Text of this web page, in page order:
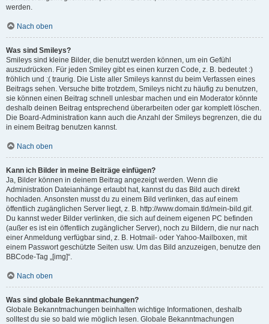
werden.
Nach oben
Was sind Smileys?
Smileys sind kleine Bilder, die benutzt werden können, um ein Gefühl
auszudrücken. Für jeden Smiley gibt es einen kurzen Code, z. B. bedeutet :)
fröhlich und :( traurig. Die Liste aller Smileys kannst du beim Verfassen eines
Beitrags sehen. Versuche bitte trotzdem, Smileys nicht zu häufig zu benutzen,
sie können einen Beitrag schnell unlesbar machen und ein Moderator könnte
deshalb deinen Beitrag entsprechend überarbeiten oder gar komplett löschen.
Die Board-Administration kann auch die Anzahl der Smileys begrenzen, die du
in einem Beitrag benutzen kannst.
Nach oben
Kann ich Bilder in meine Beiträge einfügen?
Ja, Bilder können in deinem Beitrag angezeigt werden. Wenn die
Administration Dateianhänge erlaubt hat, kannst du das Bild auch direkt
hochladen. Ansonsten musst du zu einem Bild verlinken, das auf einem
öffentlich zugänglichen Server liegt, z. B. http://www.domain.tld/mein-bild.gif.
Du kannst weder Bilder verlinken, die sich auf deinem eigenen PC befinden
(außer es ist ein öffentlich zugänglicher Server), noch zu Bildern, die nur nach
einer Anmeldung verfügbar sind, z. B. Hotmail- oder Yahoo-Mailboxen, mit
einem Passwort geschützte Seiten usw. Um das Bild anzuzeigen, benutze den
BBCode-Tag „[img]“.
Nach oben
Was sind globale Bekanntmachungen?
Globale Bekanntmachungen beinhalten wichtige Informationen, deshalb
solltest du sie so bald wie möglich lesen. Globale Bekanntmachungen